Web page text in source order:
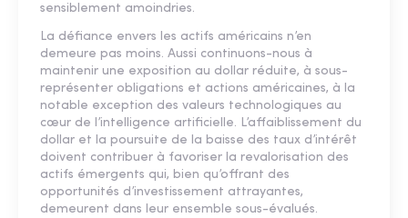
sensiblement amoindries.
La défiance envers les actifs américains n’en
demeure pas moins. Aussi continuons-nous à
maintenir une exposition au dollar réduite, à sous-
représenter obligations et actions américaines, à la
notable exception des valeurs technologiques au
cœur de l’intelligence artificielle. L’affaiblissement du
dollar et la poursuite de la baisse des taux d’intérêt
doivent contribuer à favoriser la revalorisation des
actifs émergents qui, bien qu’offrant des
opportunités d’investissement attrayantes,
demeurent dans leur ensemble sous-évalués.